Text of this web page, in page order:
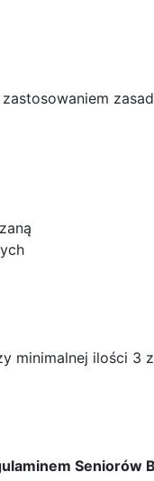
minimalnej ilości 3
Seniorów